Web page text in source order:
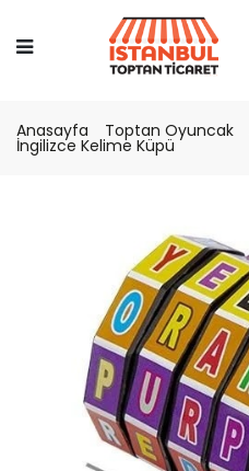
Anasayfa Toptan Oyuncak
İngilizce Kelime Küpü